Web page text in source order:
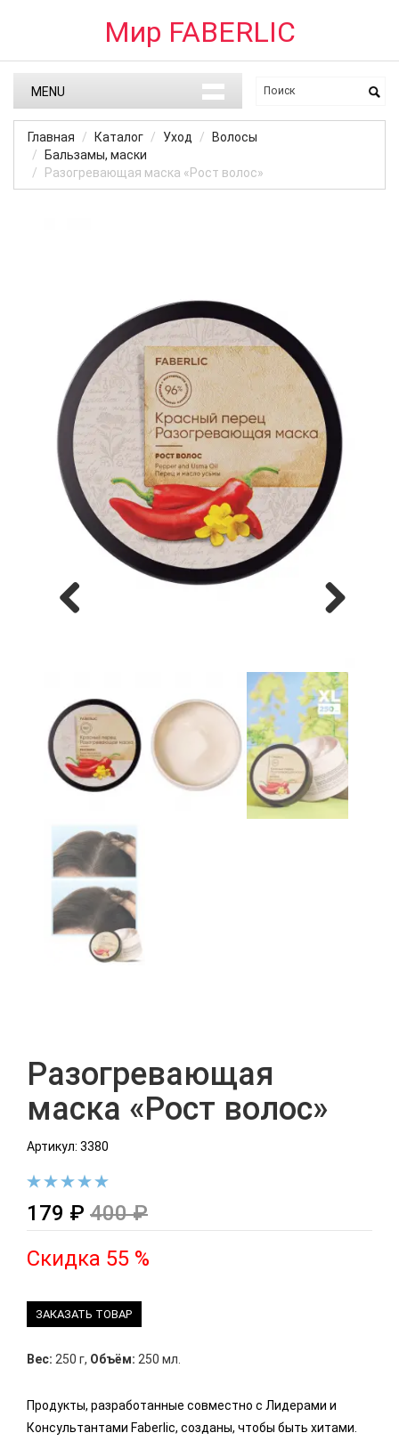
Мир FABERLIC
MENU
Главная Каталог Уход
Волосы
Бальзамы, маски
Разогревающая маска «Рост волос»
Разогревающая
маска «Рост волос»
Артикул: 3380
179 ₽ 400 ₽
Скидка 55 %
ЗАКАЗАТЬ ТОВАР
Вес: 250 г, Объём: 250 мл.
Продукты, разработанные совместно с Лидерами и
Консультантами Faberlic, созданы, чтобы быть хитами.